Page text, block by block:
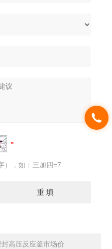
），如：三加四=7
封高压反应釜市场价